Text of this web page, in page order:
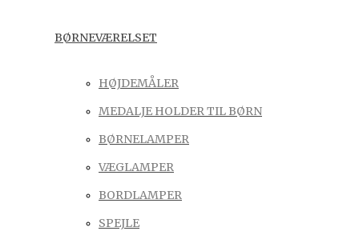
BØRNEVÆRELSET
HØJDEMÅLER
MEDALJE HOLDER TIL BØRN
BØRNELAMPER
VÆGLAMPER
BORDLAMPER
SPEJLE